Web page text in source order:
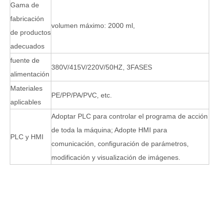
Gama de
fabricación
de productos
adecuados
volumen máximo: 2000 ml,
fuente de
alimentación
380V/415V/220V/50HZ, 3FASES
Materiales
aplicables
PE/PP/PA/PVC, etc.
PLC y HMI
Adoptar PLC para controlar el programa de acción
de toda la máquina; Adopte HMI para
comunicación, configuración de parámetros,
modificación y visualización de imágenes.